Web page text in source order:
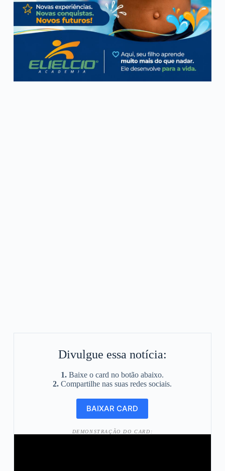
Divulgue essa notícia:
1. Baixe o card no botão abaixo.
2. Compartilhe nas suas redes sociais.
DEMONSTRAÇÃO DO CARD: